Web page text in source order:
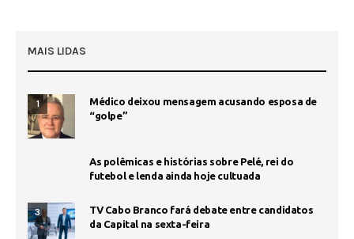
MAIS LIDAS
1
Médico deixou mensagem acusando esposa de
“golpe”
As polêmicas e histórias sobre Pelé, rei do
futebol e lenda ainda hoje cultuada
3
TV Cabo Branco fará debate entre candidatos
da Capital na sexta-feira